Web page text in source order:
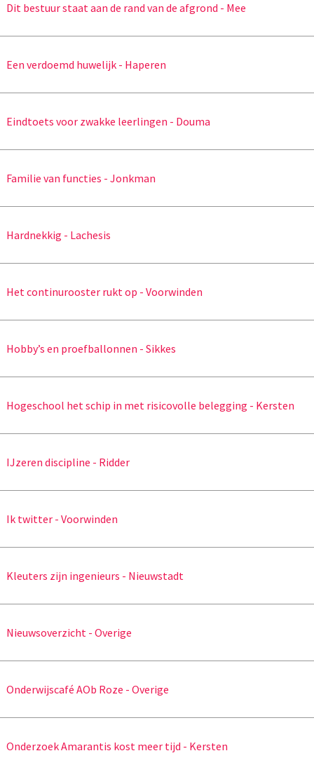
Dit bestuur staat aan de rand van de afgrond - Mee
Een verdoemd huwelijk - Haperen
Eindtoets voor zwakke leerlingen - Douma
Familie van functies - Jonkman
Hardnekkig - Lachesis
Het continurooster rukt op - Voorwinden
Hobby’s en proefballonnen - Sikkes
Hogeschool het schip in met risicovolle belegging - Kersten
IJzeren discipline - Ridder
Ik twitter - Voorwinden
Kleuters zijn ingenieurs - Nieuwstadt
Nieuwsoverzicht - Overige
Onderwijscafé AOb Roze - Overige
Onderzoek Amarantis kost meer tijd - Kersten